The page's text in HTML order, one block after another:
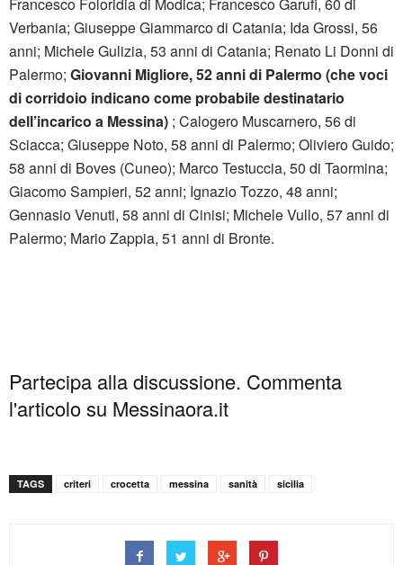
Verbania; Giuseppe Giammarco di Catania; Ida Grossi, 56
anni; Michele Gulizia, 53 anni di Catania; Renato Li Donni di
Palermo; Giovanni Migliore, 52 anni di Palermo (che voci
di corridoio indicano come probabile destinatario
dell’incarico a Messina) ; Calogero Muscarnero, 56 di
Sciacca; Giuseppe Noto, 58 anni di Palermo; Oliviero Guido;
58 anni di Boves (Cuneo); Marco Testuccia, 50 di Taormina;
Giacomo Sampieri, 52 anni; Ignazio Tozzo, 48 anni;
Gennasio Venuti, 58 anni di Cinisi; Michele Vullo, 57 anni di
Palermo; Mario Zappia, 51 anni di Bronte.
Partecipa alla discussione. Commenta
l'articolo su Messinaora.it
TAGS criteri crocetta messina sanità sicilia